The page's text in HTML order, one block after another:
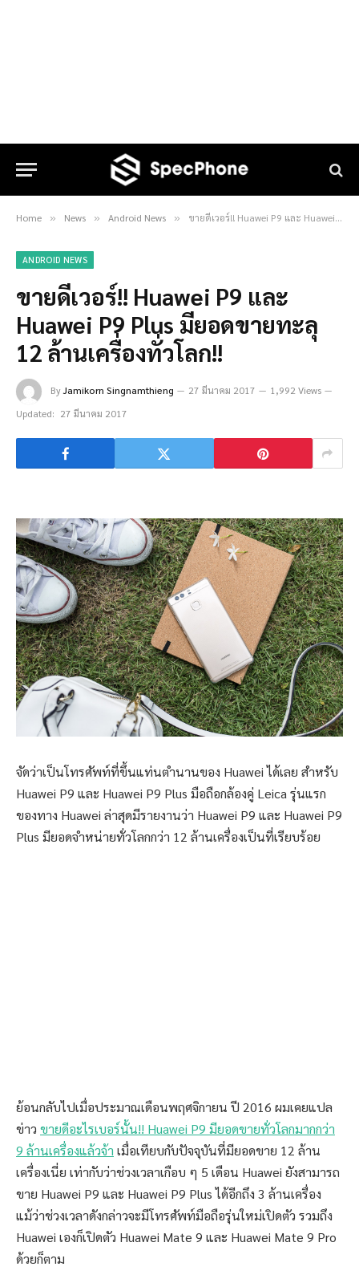
Home » News » Android News » ขายดีเวอร์!! Huawei P9 และ Huawei P9 Plus มียอดขายทะลุ 12 ล้านเครื่องทั่วโลก!!
ANDROID NEWS
ขายดีเวอร์!! Huawei P9 และ
Huawei P9 Plus มียอดขายทะลุ
12 ล้านเครื่องทั่วโลก!!
ByJamikorn Singnamthieng 27 มีนาคม 2017
1,992 Views
Updated: 27 มีนาคม 2017
จัดว่าเป็นโทรศัพท์ที่ขึ้นแท่นตำนานของ Huawei ได้เลย สำหรับ
Huawei P9 และ Huawei P9 Plus มือถือกล้องคู่ Leica รุ่นแรก
ของทาง Huawei ล่าสุดมีรายงานว่า Huawei P9 และ Huawei P9
Plus มียอดจำหน่ายทั่วโลกกว่า 12 ล้านเครื่องเป็นที่เรียบร้อย
ย้อนกลับไปเมื่อประมาณเดือนพฤศจิกายน ปี 2016 ผมเคยแปล
ข่าว ขายดีอะไรเบอร์นั้น!! Huawei P9 มียอดขายทั่วโลกมากกว่า
9 ล้านเครื่องแล้วจ้า เมื่อเทียบกับปัจจุบันที่มียอดขาย 12 ล้าน
เครื่องเนี่ย เท่ากับว่าช่วงเวลาเกือบ ๆ 5 เดือน Huawei ยังสามารถ
ขาย Huawei P9 และ Huawei P9 Plus ได้อีกถึง 3 ล้านเครื่อง
แม้ว่าช่วงเวลาดังกล่าวจะมีโทรศัพท์มือถือรุ่นใหม่เปิดตัว รวมถึง
Huawei เองก็เปิดตัว Huawei Mate 9 และ Huawei Mate 9 Pro
ด้วยก็ตาม